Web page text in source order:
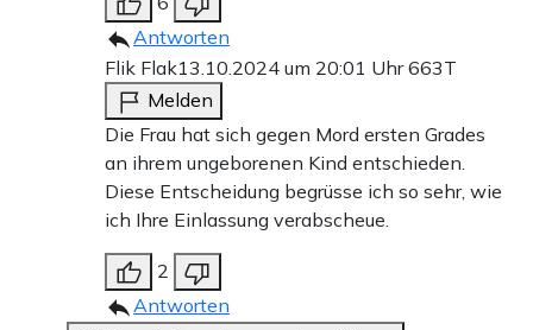
Antworten
Flik Flak13.10.2024 um 20:01 Uhr663T
Melden
Die Frau hat sich gegen Mord ersten Grades
an ihrem ungeborenen Kind entschieden.
Diese Entscheidung begrüsse ich so sehr, wie
ich Ihre Einlassung verabscheue.
2
Antworten